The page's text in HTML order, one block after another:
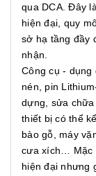
qua DCA. Đây
hiện đại, quy
sở hạ tầng đầy
nhận.
Công cụ - dụng
nén, pin
dựng, sửa
thiết bị có thể
bào gỗ, máy
cưa xích… Mặc
hiện đại nhưng